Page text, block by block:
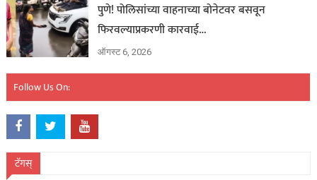
पुणे! पोलिसांच्या वाहनाच्या बोनेटवर बसवून
फिरवल्याप्रकरणी कारवाई…
ऑगस्ट 6, 2026
Follow Us On:
टॅगस्